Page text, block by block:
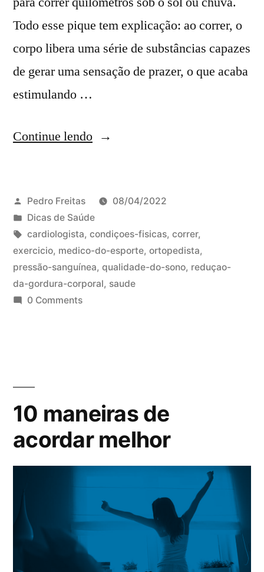
Todo esse pique tem explicação: ao correr, o
corpo libera uma série de substâncias capazes
de gerar uma sensação de prazer, o que acaba
estimulando …
Continue lendo
Pedro Freitas
08/04/2022
Dicas de Saúde
cardiologista, condiçoes-fisicas, correr,
exercicio, medico-do-esporte, ortopedista,
pressão-sanguínea, qualidade-do-sono, reduçao-
da-gordura-corporal, saude
0 Comments
10 maneiras de
acordar melhor